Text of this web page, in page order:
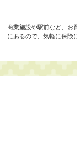
商業施設や駅前など、お
にあるので、気軽に保険